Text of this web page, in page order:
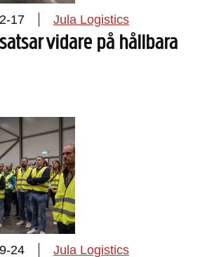
17 Jula Logistics
vidare på hållbara
24 Jula Logistics